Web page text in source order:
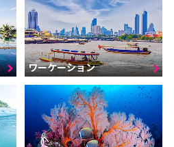
ワーケーション